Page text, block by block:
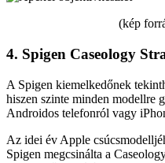
(kép
4. Spigen Caseology
A Spigen kiemelkedőnek
hiszen szinte minden modellre
Androidos telefonról vagy
Az idei év Apple
Spigen megcsinálta a